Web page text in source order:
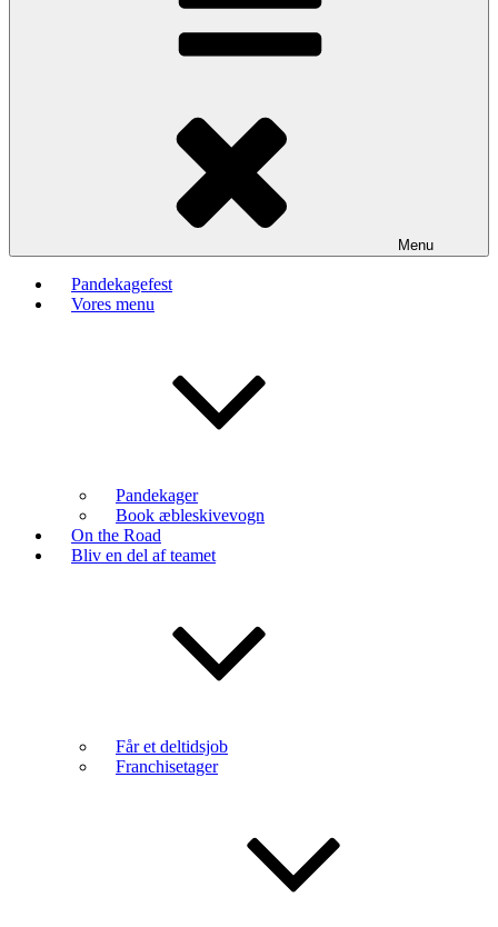
Menu
Pandekagefest
Vores menu
Pandekager
Book æbleskivevogn
On the Road
Bliv en del af teamet
Får et deltidsjob
Franchisetager